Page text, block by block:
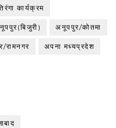
कार्यक्रम
अनूपपुर/कोतमा
रामनगर अपना मध्यप्रदेश